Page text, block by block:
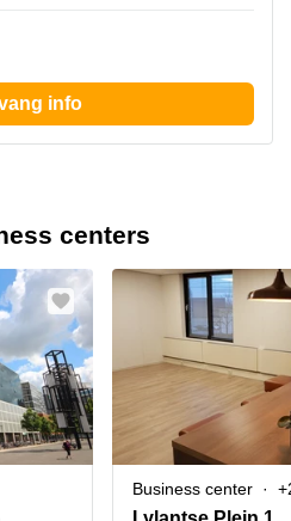
info
centers
Business center